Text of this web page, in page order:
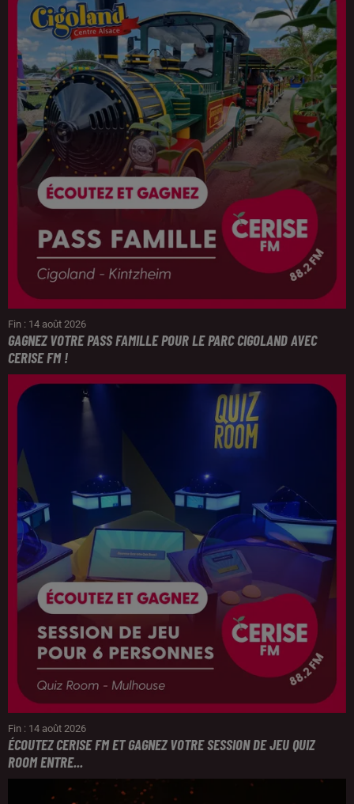
Fin : 14 août 2026
GAGNEZ VOTRE PASS FAMILLE POUR LE PARC CIGOLAND AVEC
CERISE FM !
Fin : 14 août 2026
ÉCOUTEZ CERISE FM ET GAGNEZ VOTRE SESSION DE JEU QUIZ
ROOM ENTRE...